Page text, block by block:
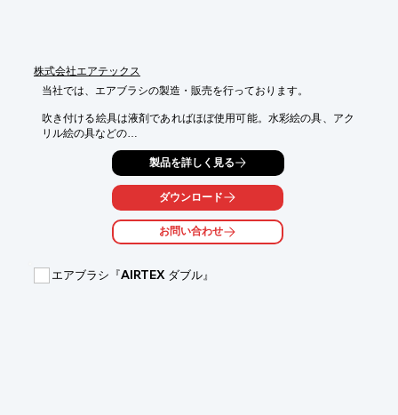
株式会社エアテックス
当社では、エアブラシの製造・販売を行っております。
吹き付ける絵具は液剤であればほぼ使用可能。水彩絵の具、アク
リル絵の具などの
絵具だけではなく、化粧水や、消毒液など、様々な分野で活躍し
また、生産製造に関するノウハウをいかして、エアブラシ・コン
その他周辺機器などのOEM商品の製造を承っております。
ご要望の際はお気軽にお問い合わせください。
■イラストレーション
製品を詳しく見る
ダウンロード
お問い合わせ
エアブラシ『AIRTEX ダブル』